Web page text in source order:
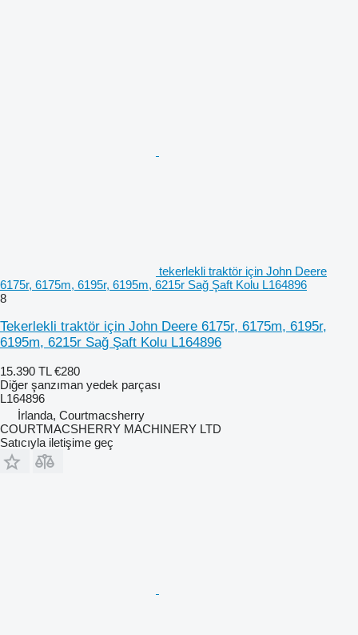
tekerlekli traktör için John Deere
6175r, 6175m, 6195r, 6195m, 6215r Sağ Şaft Kolu L164896
8
Tekerlekli traktör için John Deere 6175r, 6175m, 6195r,
6195m, 6215r Sağ Şaft Kolu L164896
15.390 TL €280
Diğer şanzıman yedek parçası
L164896
İrlanda, Courtmacsherry
COURTMACSHERRY MACHINERY LTD
Satıcıyla iletişime geç